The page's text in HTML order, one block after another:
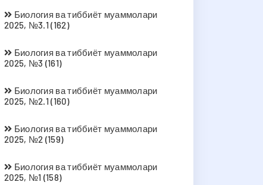
Биология ва тиббиёт муаммолари
2025, №3.1 (162)
Биология ва тиббиёт муаммолари
2025, №3 (161)
Биология ва тиббиёт муаммолари
2025, №2.1 (160)
Биология ва тиббиёт муаммолари
2025, №2 (159)
Биология ва тиббиёт муаммолари
2025, №1 (158)